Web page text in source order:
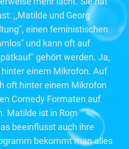
,,Matilde und Georg
einen feministischen
und kann oft auf
gehört werden. Ja,
einem Mikrofon. Auf
oft hinter einem Mikrofon
Comedy Formaten auf
Matilde ist in Rom
beeinflusst auch ihre
bekommt man alles